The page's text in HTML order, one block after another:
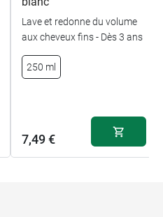
Lave et redonne du volume
aux cheveux fins - Dès 3 ans
250 ml
7,49 €